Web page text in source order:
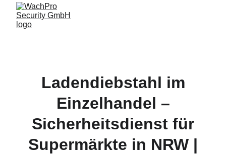
Ladendiebstahl im
Einzelhandel –
Sicherheitsdienst für
Supermärkte in NRW |